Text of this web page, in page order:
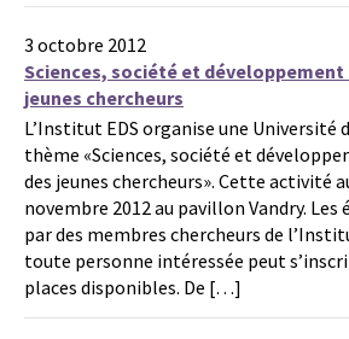
3 octobre 2012
Sciences, société et développement
jeunes chercheurs
L’Institut EDS organise une Université
thème «Sciences, société et
des jeunes chercheurs». Cette activité
novembre 2012 au pavillon Vandry.
par des membres chercheurs de
toute personne intéressée peut
places disponibles. De […]